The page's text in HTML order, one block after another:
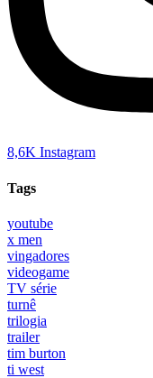
8,6K Instagram
Tags
youtube
x men
vingadores
videogame
TV série
turnê
trilogia
trailer
tim burton
ti west